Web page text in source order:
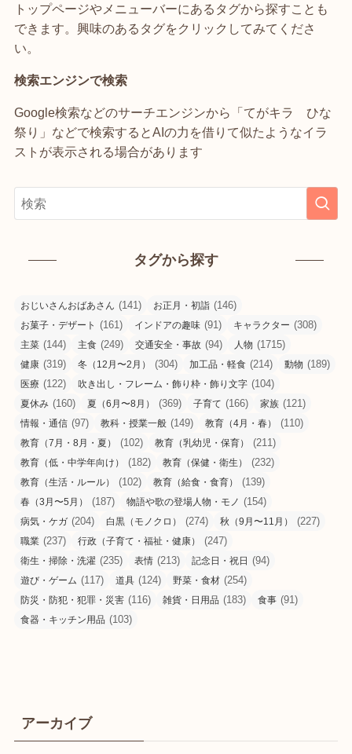
トップページやメニューバーにあるタグから探すことも
できます。興味のあるタグをクリックしてみてくださ
い。
検索エンジンで検索
Google検索などのサーチエンジンから「てがキラ ひな
祭り」などで検索するとAIの力を借りて似たようなイラ
ストが表示される場合があります
タグから探す
おじいさんおばあさん (141) お正月・初詣 (146)
お菓子・デザート (161) インドアの趣味 (91) キャラクター (308)
主菜 (144) 主食 (249) 交通安全・事故 (94) 人物 (1715)
健康 (319) 冬（12月〜2月） (304) 加工品・軽食 (214) 動物 (189)
医療 (122) 吹き出し・フレーム・飾り枠・飾り文字 (104)
夏休み (160) 夏（6月〜8月） (369) 子育て (166) 家族 (121)
情報・通信 (97) 教科・授業一般 (149) 教育（4月・春） (110)
教育（7月・8月・夏） (102) 教育（乳幼児・保育） (211)
教育（低・中学年向け） (182) 教育（保健・衛生） (232)
教育（生活・ルール） (102) 教育（給食・食育） (139)
春（3月〜5月） (187) 物語や歌の登場人物・モノ (154)
病気・ケガ (204) 白黒（モノクロ） (274) 秋（9月〜11月） (227)
職業 (237) 行政（子育て・福祉・健康） (247)
衛生・掃除・洗濯 (235) 表情 (213) 記念日・祝日 (94)
遊び・ゲーム (117) 道具 (124) 野菜・食材 (254)
防災・防犯・犯罪・災害 (116) 雑貨・日用品 (183) 食事 (91)
食器・キッチン用品 (103)
アーカイブ